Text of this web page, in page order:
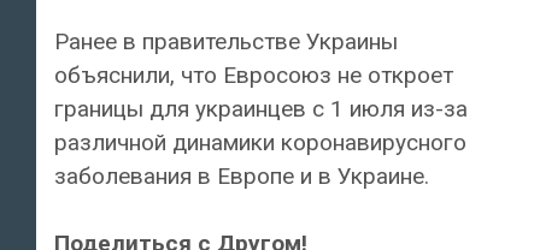
Ранее в правительстве Украины
объяснили, что Евросоюз не откроет
границы для украинцев с 1 июля из-за
различной динамики коронавирусного
заболевания в Европе и в Украине.
Поделиться с Другом!